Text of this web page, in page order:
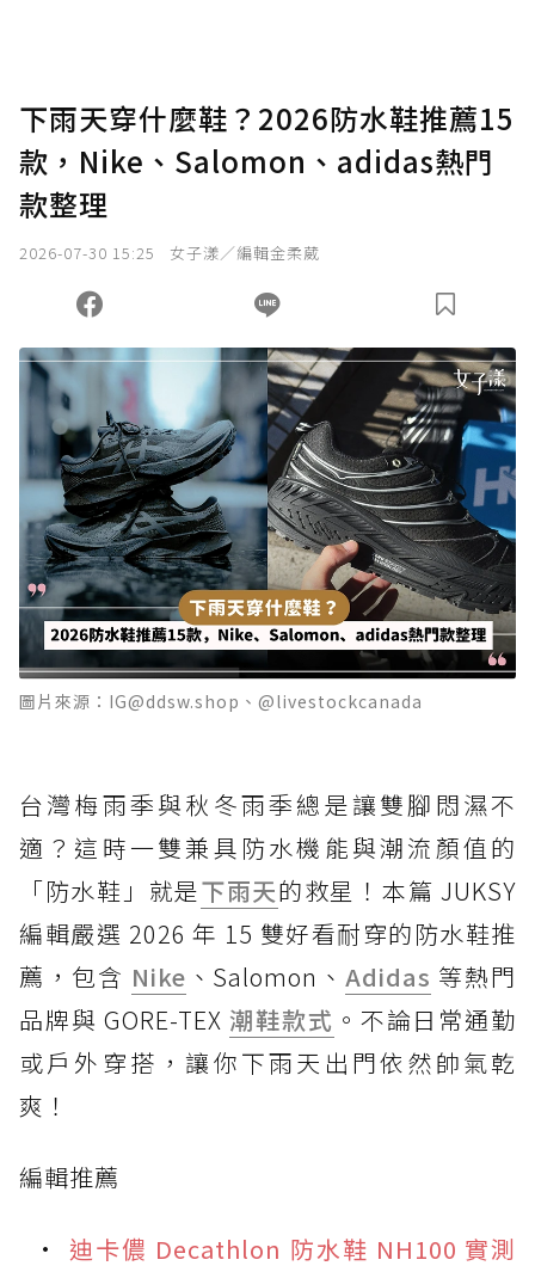
下雨天穿什麼鞋？2026防水鞋推薦15
款，Nike、Salomon、adidas熱門
款整理
2026-07-30 15:25 女子漾／編輯金柔葳
圖片來源：IG@ddsw.shop、@livestockcanada
台灣梅雨季與秋冬雨季總是讓雙腳悶濕不
適？這時一雙兼具防水機能與潮流顏值的
「防水鞋」就是下雨天的救星！本篇 JUKSY
編輯嚴選 2026 年 15 雙好看耐穿的防水鞋推
薦，包含 Nike 、Salomon、Adidas 等熱門
品牌與 GORE-TEX 潮鞋款式 。不論日常通勤
或戶外穿搭，讓你下雨天出門依然帥氣乾
爽！
編輯推薦
迪卡儂 Decathlon 防水鞋 NH100 實測